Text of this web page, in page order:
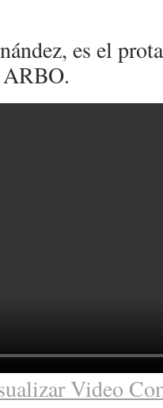
es el
Video